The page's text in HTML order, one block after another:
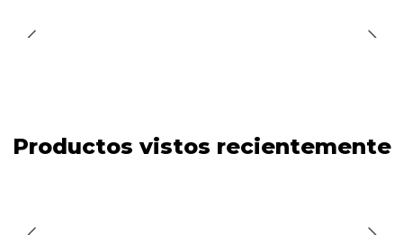
Productos vistos recientemente